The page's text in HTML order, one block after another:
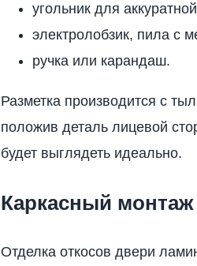
угольник для
электролобзик, пила с
ручка или карандаш.
Разметка производится с
положив деталь лицевой
будет выглядеть идеально.
Каркасный
Отделка откосов двери